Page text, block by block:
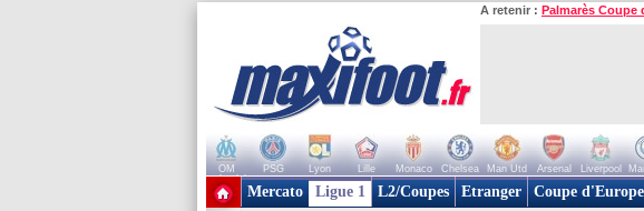
A retenir : Palmarès Coupe
OM PSG Lyon Lille Monaco Chelsea Man Utd Arsenal Liverpool
+ de clubs
Mercato Ligue 1 L2/Coupes Etranger Coupe d'Europe